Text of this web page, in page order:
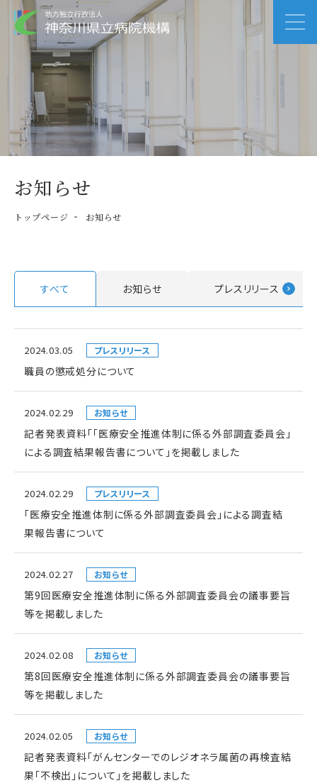
お知らせ
トップページ お知らせ
すべて お知らせ プレスリリース
2024.03.05 プレスリリース
職員の懲戒処分について
2024.02.29 お知らせ
記者発表資料「「医療安全推進体制に係る外部調査委員会」
による調査結果報告書について」を掲載しました
2024.02.29 プレスリリース
「医療安全推進体制に係る外部調査委員会」による調査結
果報告書について
2024.02.27 お知らせ
第9回医療安全推進体制に係る外部調査委員会の議事要旨
等を掲載しました
2024.02.08 お知らせ
第8回医療安全推進体制に係る外部調査委員会の議事要旨
等を掲載しました
2024.02.05 お知らせ
記者発表資料「がんセンターでのレジオネラ属菌の再検査結
果「不検出」について」を掲載しました